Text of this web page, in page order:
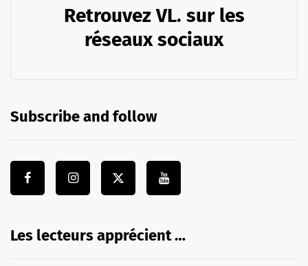
Retrouvez VL. sur les
réseaux sociaux
Subscribe and follow
Les lecteurs apprécient …